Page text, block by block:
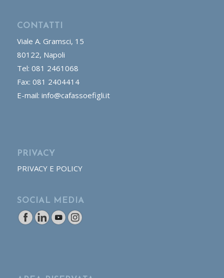
CONTATTI
Viale A. Gramsci, 15
80122, Napoli
Tel: 081 2461068
Fax: 081 2404414
E-mail: info@cafassoefigli.it
PRIVACY
PRIVACY E POLICY
SOCIAL MEDIA